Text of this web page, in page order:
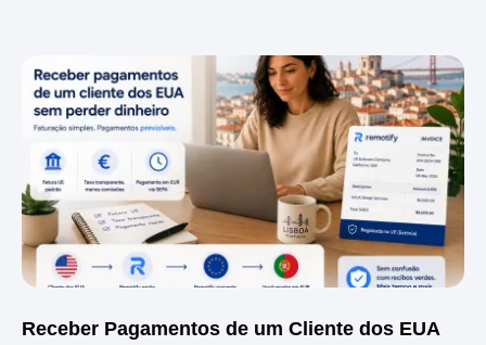
Receber Pagamentos de um Cliente dos EUA